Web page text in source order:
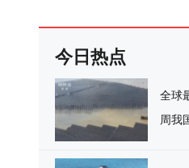
今日热点
全球
周我